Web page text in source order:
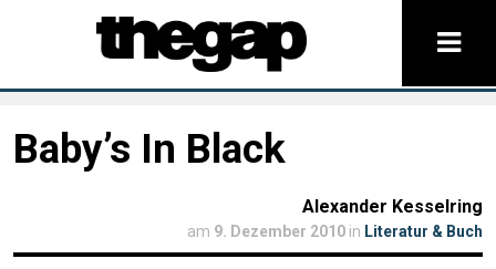
Baby’s In Black
Alexander Kesselring
am 9. Dezember 2010 in Literatur & Buch